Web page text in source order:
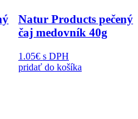
Natur Products pečený
čaj medovník 40g
1.05€ s DPH
pridať do košíka